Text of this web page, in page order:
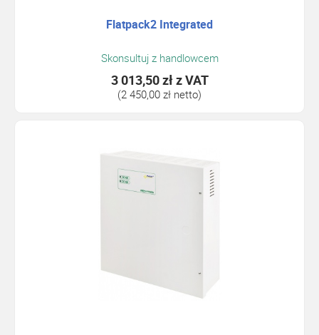
Flatpack2 Integrated
Skonsultuj z handlowcem
3 013,50 złz VAT
(2 450,00 zł netto)